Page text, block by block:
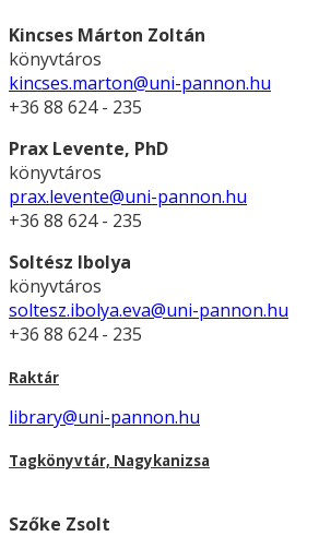
Kincses Márton Zoltán
könyvtáros
kincses.marton@uni-pannon.hu
+36 88 624 - 235
Prax Levente, PhD
könyvtáros
prax.levente@uni-pannon.hu
+36 88 624 - 235
Soltész Ibolya
könyvtáros
soltesz.ibolya.eva@uni-pannon.hu
+36 88 624 - 235
Raktár
library@uni-pannon.hu
Tagkönyvtár, Nagykanizsa
Szőke Zsolt